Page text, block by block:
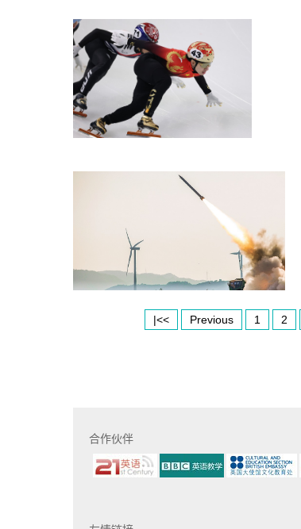
|<< Previous 1 2
合作伙伴